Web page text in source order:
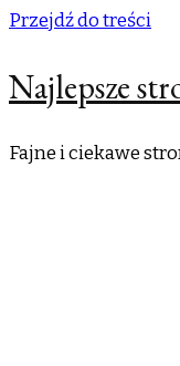
Przejdź do treści
Najlepsze
Fajne i ciekawe